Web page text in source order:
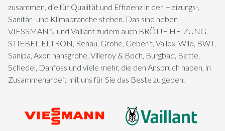
zusammen, die für Qualität und Effizienz in der Heizungs-,
Sanitär- und Klimabranche stehen. Das sind neben
VIESSMANN und Vaillant zudem auch BRÖTJE HEIZUNG,
STIEBEL ELTRON, Rehau, Grohe, Geberit, Vallox, Wilo, BWT,
Sanipa, Axor, hansgrohe, Villeroy & Boch, Burgbad, Bette,
Schedel, Danfoss und viele mehr, die den Anspruch haben, in
Zusammenarbeit mit uns für Sie das Beste zu geben.